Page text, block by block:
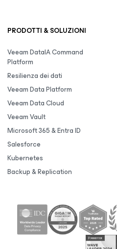
PRODOTTI & SOLUZIONI
Veeam DataIA Command
Platform
Resilienza dei dati
Veeam Data Platform
Veeam Data Cloud
Veeam Vault
Microsoft 365 & Entra ID
Salesforce
Kubernetes
Backup & Replication